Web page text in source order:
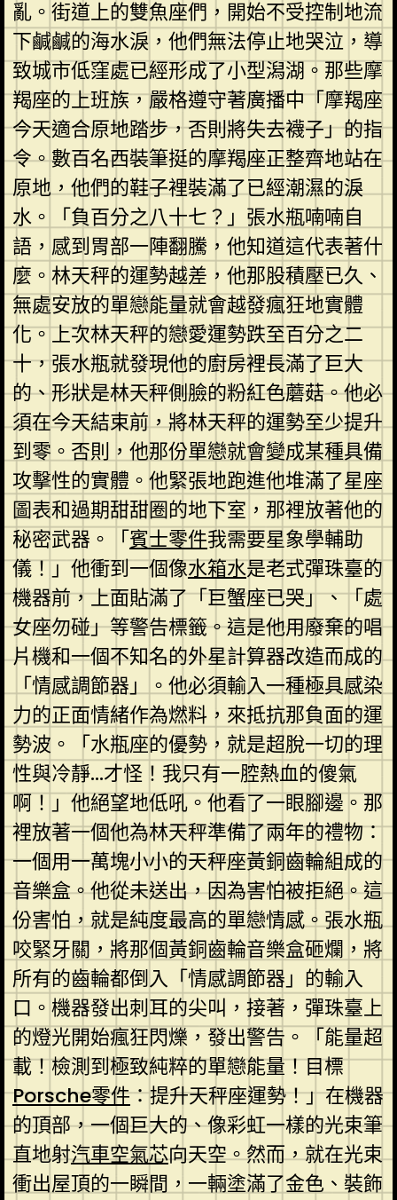
亂。街道上的雙魚座們，開始不受控制地流
下鹹鹹的海水淚，他們無法停止地哭泣，導
致城市低窪處已經形成了小型潟湖。那些摩
羯座的上班族，嚴格遵守著廣播中「摩羯座
今天適合原地踏步，否則將失去襪子」的指
令。數百名西裝筆挺的摩羯座正整齊地站在
原地，他們的鞋子裡裝滿了已經潮濕的淚
水。「負百分之八十七？」張水瓶喃喃自
語，感到胃部一陣翻騰，他知道這代表著什
麼。林天秤的運勢越差，他那股積壓已久、
無處安放的單戀能量就會越發瘋狂地實體
化。上次林天秤的戀愛運勢跌至百分之二
十，張水瓶就發現他的廚房裡長滿了巨大
的、形狀是林天秤側臉的粉紅色蘑菇。他必
須在今天結束前，將林天秤的運勢至少提升
到零。否則，他那份單戀就會變成某種具備
攻擊性的實體。他緊張地跑進他堆滿了星座
圖表和過期甜甜圈的地下室，那裡放著他的
秘密武器。「賓士零件我需要星象學輔助
儀！」他衝到一個像水箱水是老式彈珠臺的
機器前，上面貼滿了「巨蟹座已哭」、「處
女座勿碰」等警告標籤。這是他用廢棄的唱
片機和一個不知名的外星計算器改造而成的
「情感調節器」。他必須輸入一種極具感染
力的正面情緒作為燃料，來抵抗那負面的運
勢波。「水瓶座的優勢，就是超脫一切的理
性與冷靜…才怪！我只有一腔熱血的傻氣
啊！」他絕望地低吼。他看了一眼腳邊。那
裡放著一個他為林天秤準備了兩年的禮物：
一個用一萬塊小小的天秤座黃銅齒輪組成的
音樂盒。他從未送出，因為害怕被拒絕。這
份害怕，就是純度最高的單戀情感。張水瓶
咬緊牙關，將那個黃銅齒輪音樂盒砸爛，將
所有的齒輪都倒入「情感調節器」的輸入
口。機器發出刺耳的尖叫，接著，彈珠臺上
的燈光開始瘋狂閃爍，發出警告。「能量超
載！檢測到極致純粹的單戀能量！目標
Porsche零件：提升天秤座運勢！」在機器
的頂部，一個巨大的、像彩虹一樣的光束筆
直地射汽車空氣芯向天空。然而，就在光束
衝出屋頂的一瞬間，一輛塗滿了金色、裝飾